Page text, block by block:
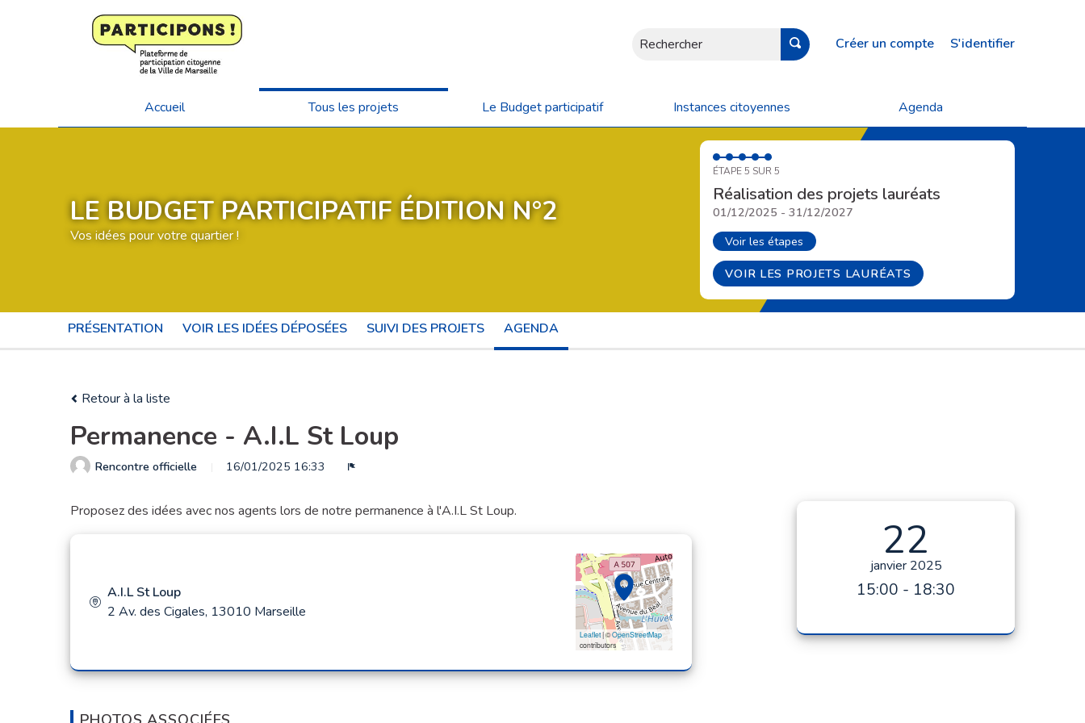
Rechercher Créer un compte S'identifier
Accueil Tous les projets Le Budget participatif Instances citoyennes Agenda
LE BUDGET PARTICIPATIF ÉDITION N°2
Vos idées pour votre quartier !
ÉTAPE 5 SUR 5
Réalisation des projets lauréats
01/12/2025 - 31/12/2027
Voir les étapes
VOIR LES PROJETS LAURÉATS
PRÉSENTATION VOIR LES IDÉES DÉPOSÉES SUIVI DES PROJETS AGENDA
Retour à la liste
Permanence - A.I.L St Loup
Rencontre officielle 16/01/2025 16:33
22
janvier 2025
15:00 - 18:30
Proposez des idées avec nos agents lors de notre permanence à l'A.I.L St Loup.
A.I.L St Loup
2 Av. des Cigales, 13010 Marseille
Leaflet| ©OpenStreetMap
contributors